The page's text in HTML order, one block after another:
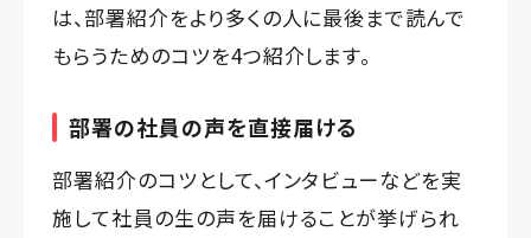
は、部署紹介をより多くの人に最後まで読んで
もらうためのコツを4つ紹介します。
部署の社員の声を直接届ける
部署紹介のコツとして、インタビューなどを実
施して社員の生の声を届けることが挙げられ